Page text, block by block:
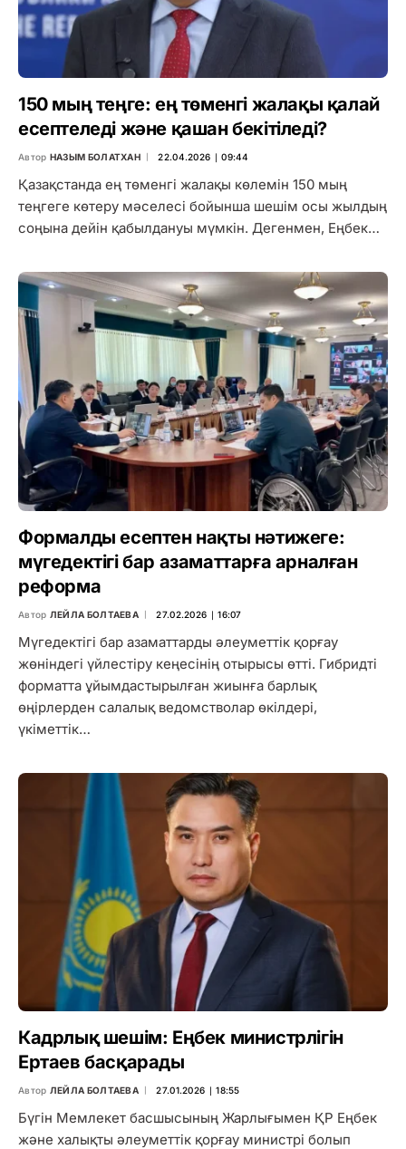
150 мың теңге: ең төменгі жалақы қалай
есептеледі және қашан бекітіледі?
Автор НАЗЫМ БОЛАТХАН 22.04.2026 ∣ 09:44
Қазақстанда ең төменгі жалақы көлемін 150 мың
теңгеге көтеру мәселесі бойынша шешім осы жылдың
соңына дейін қабылдануы мүмкін. Дегенмен, Еңбек…
Формалды есептен нақты нәтижеге:
мүгедектігі бар азаматтарға арналған
реформа
Автор ЛЕЙЛА БОЛТАЕВА 27.02.2026 ∣ 16:07
Мүгедектігі бар азаматтарды әлеуметтік қорғау
жөніндегі үйлестіру кеңесінің отырысы өтті. Гибридті
форматта ұйымдастырылған жиынға барлық
өңірлерден салалық ведомстволар өкілдері,
үкіметтік…
Кадрлық шешім: Еңбек министрлігін
Ертаев басқарады
Автор ЛЕЙЛА БОЛТАЕВА 27.01.2026 ∣ 18:55
Бүгін Мемлекет басшысының Жарлығымен ҚР Еңбек
және халықты әлеуметтік қорғау министрі болып